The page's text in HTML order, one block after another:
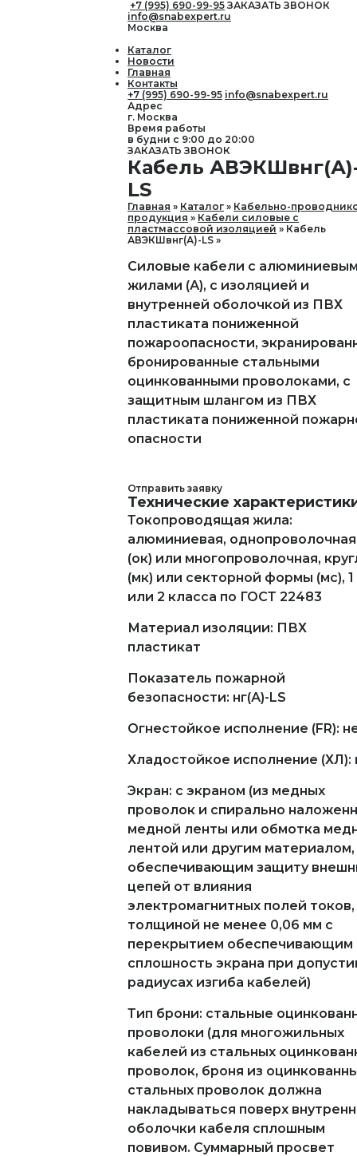
+7 (995) 690-99-95 ЗАКАЗАТЬ ЗВОНОК
info@snabexpert.ru
Москва
Каталог
Новости
Главная
Контакты
+7 (995) 690-99-95 info@snabexpert.ru
Адрес
г. Москва
Время работы
в будни с 9:00 до 20:00
ЗАКАЗАТЬ ЗВОНОК
Кабель
LS
Главная Каталог
Кабельно-
продукция
Кабели силовые с
пластмассовой изоляцией
Кабель
АВЭКШвнг(А)-LS
Силовые кабели с
жилами (А), с изоляцией и
внутренней оболочкой из ПВХ
пластиката пониженной
пожароопасности,
бронированные стальными
оцинкованными проволоками, с
защитным шлангом из ПВХ
пластиката пониженной
опасности
Отправить заявку
Технические
Токопроводящая жила:
алюминиевая, однопроволочная
(ок) или многопроволочная,
(мк) или секторной формы (мс), 1
или 2 класса по ГОСТ 22483
Материал изоляции: ПВХ
пластикат
Показатель пожарной
безопасности: нг(А)-LS
Огнестойкое исполнение (FR):
Хладостойкое исполнение (ХЛ):
Экран: с экраном (из медных
проволок и спирально
медной ленты или обмотка
лентой или другим материалом,
обеспечивающим защиту
цепей от влияния
электромагнитных полей токов,
толщиной не менее 0,06 мм с
перекрытием обеспечивающим
сплошность экрана при
радиусах изгиба кабелей)
Тип брони: стальные
проволоки (для многожильных
кабелей из стальных
проволок, броня из
стальных проволок должна
накладываться поверх
оболочки кабеля сплошным
повивом. Суммарный просвет